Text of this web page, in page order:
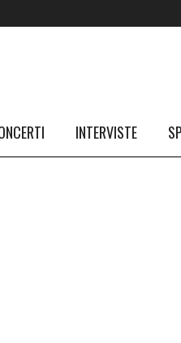
INTERVISTE